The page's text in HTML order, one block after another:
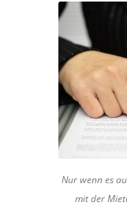
Nur wenn es
mit der